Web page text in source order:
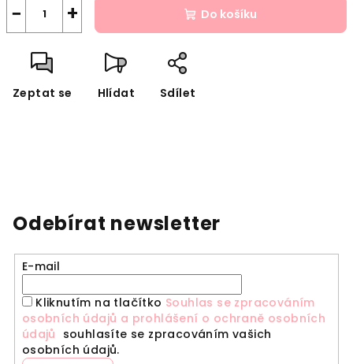
+
− Do košíku
Zeptat se Hlídat Sdílet
Odebírat newsletter
E-mail
Kliknutím na tlačítko Souhlas se zpracováním
osobních údajů a prohlášení o ochraně osobních
údajů souhlasíte se zpracováním vašich
osobních údajů.